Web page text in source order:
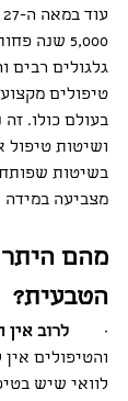
5,000 שנה
גלגולים רבים
טיפולים
בעולם כולו. זה
ושיטות טיפול
בשיטות
מצביעה במידה
מהם
הטבעית?
· לרוב אין
והטיפולים
לוואי שיש